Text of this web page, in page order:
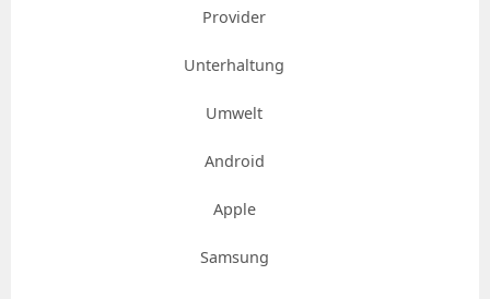
Provider
Unterhaltung
Umwelt
Android
Apple
Samsung